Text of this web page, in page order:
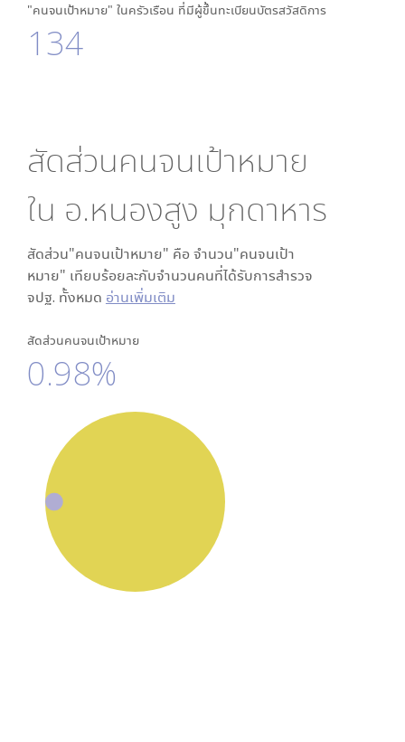
"คนจนเป้าหมาย" ในครัวเรือน ที่มีผู้ขึ้นทะเบียนบัตรสวัสดิการ
134
สัดส่วนคนจนเป้าหมาย
ใน อ.หนองสูง มุกดาหาร
สัดส่วน"คนจนเป้าหมาย" คือ จำนวน"คนจนเป้า
หมาย" เทียบร้อยละกับจำนวนคนที่ได้รับการสำรวจ
จปฐ. ทั้งหมด อ่านเพิ่มเติม
สัดส่วนคนจนเป้าหมาย
0.98%